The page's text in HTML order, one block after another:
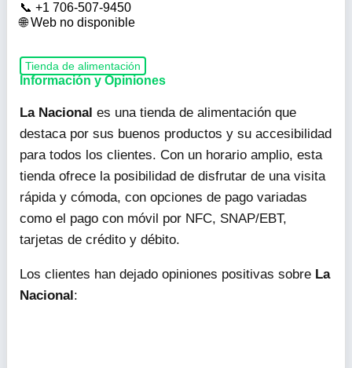
+1 706-507-9450
Web no disponible
Tienda de alimentación
Información y Opiniones
La Nacional es una tienda de alimentación que
destaca por sus buenos productos y su accesibilidad
para todos los clientes. Con un horario amplio, esta
tienda ofrece la posibilidad de disfrutar de una visita
rápida y cómoda, con opciones de pago variadas
como el pago con móvil por NFC, SNAP/EBT,
tarjetas de crédito y débito.
Los clientes han dejado opiniones positivas sobre La
Nacional :